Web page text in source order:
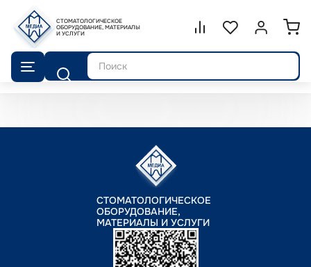
СТОМАТОЛОГИЧЕСКОЕ
ОБОРУДОВАНИЕ, МАТЕРИАЛЫ
И УСЛУГИ
Сравнение.
СписокВойти или
Поиск
СТОМАТОЛОГИЧЕСКОЕ
ОБОРУДОВАНИЕ,
МАТЕРИАЛЫ И УСЛУГИ